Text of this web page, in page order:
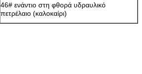
46# ενάντιο στη φθορά υδραυλικό
πετρέλαιο (καλοκαίρι)